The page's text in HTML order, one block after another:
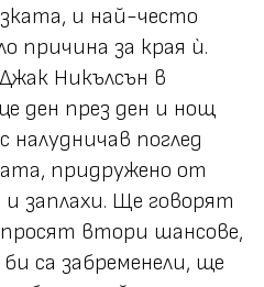
и най-често
причина за края ѝ.
Никълсън в
ден през ден и нощ
налудничав поглед
придружено от
заплахи. Ще говорят
втори шансове,
са забременели, ще